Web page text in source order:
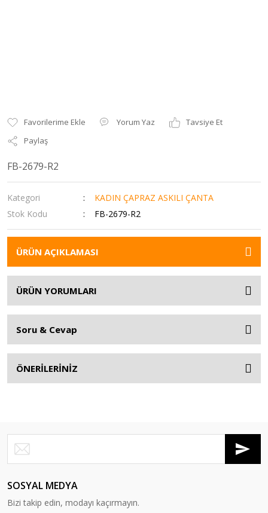
Yorum Yaz
Tavsiye Et
Paylaş
FB-2679-R2
Kategori
KADIN ÇAPRAZ ASKILI ÇANTA
Stok Kodu
FB-2679-R2
ÜRÜN AÇIKLAMASI
ÜRÜN YORUMLARI
Soru & Cevap
ÖNERİLERİNİZ
SOSYAL MEDYA
Bizi takip edin, modayı kaçırmayın.